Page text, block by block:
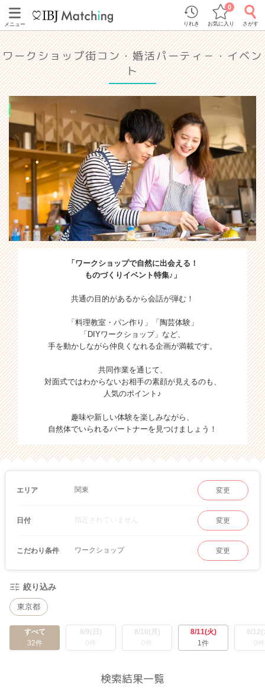
メニュー りれき お気に入り
0
さがす
ワークショップ街コン・婚活パーティ－・イベン
ト
「ワークショップで自然に出会える！
ものづくりイベント特集♪」
共通の目的があるから会話が弾む！
「料理教室・パン作り」「陶芸体験」
「DIYワークショップ」など、
手を動かしながら仲良くなれる企画が満載です。
共同作業を通じて、
対面式ではわからないお相手の素顔が見えるのも、
人気のポイント♪
趣味や新しい体験を楽しみながら、
自然体でいられるパートナーを見つけましょう！
エリア 関東 変更
日付 指定されていません 変更
こだわり条件 ワークショップ 変更
絞り込み
東京都
すべて
32件
8/9(日)
0件
8/10(月)
0件
8/11(火)
1件
8/12(
0件
検索結果一覧